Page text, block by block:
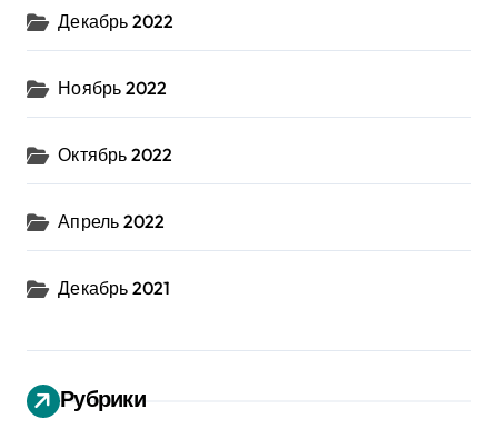
Декабрь 2022
Ноябрь 2022
Октябрь 2022
Апрель 2022
Декабрь 2021
Рубрики